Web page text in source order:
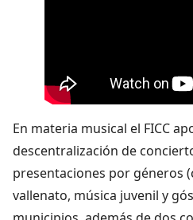
En materia musical el FICC
descentralización de
presentaciones por géneros
vallenato, música juvenil y